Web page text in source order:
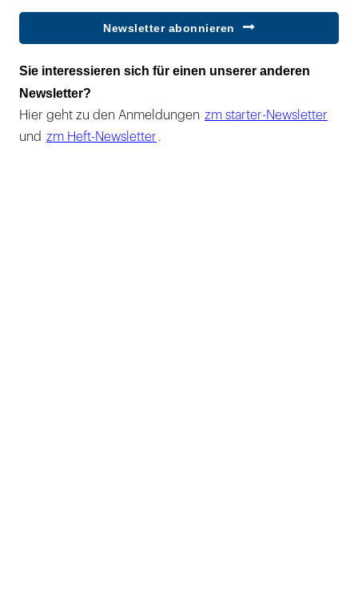
Newsletter abonnieren
Sie interessieren sich für einen unserer anderen
Newsletter?
Hier geht zu den Anmeldungen zm starter-Newsletter
und zm Heft-Newsletter .